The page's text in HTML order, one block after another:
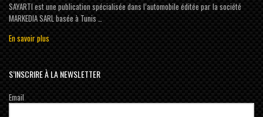
SAYARTI est une publication spécialisée dans l’automobile éditée par la société
MARKEDIA SARL basée à Tunis …
En savoir plus
S’INSCRIRE À LA NEWSLETTER
Email